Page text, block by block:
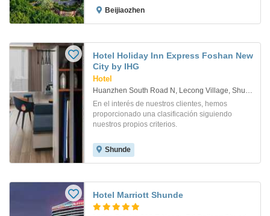
Beijiaozhen
Hotel Holiday Inn Express Foshan New
City by IHG
Hotel
Huanzhen South Road N, Lecong Village, Shunde District. Foshan
En el interés de nuestros clientes, hemos
proporcionado una clasificación siguiendo
nuestros propios criterios.
Shunde
Hotel Marriott Shunde